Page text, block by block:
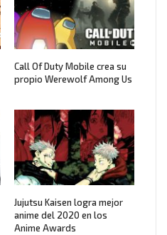
Call Of Duty Mobile crea su
propio Werewolf Among Us
Jujutsu Kaisen logra mejor
anime del 2020 en los
Anime Awards